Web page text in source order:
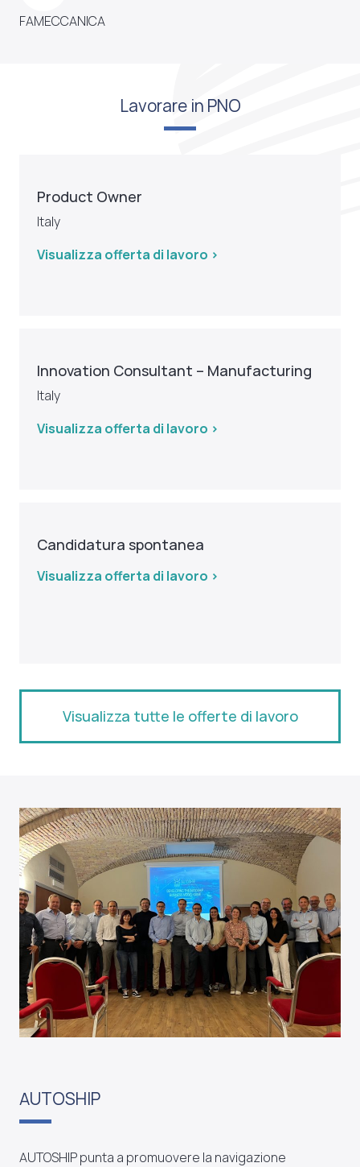
FAMECCANICA
Lavorare in PNO
Product Owner
Italy
Visualizza offerta di lavoro >
Innovation Consultant – Manufacturing
Italy
Visualizza offerta di lavoro >
Candidatura spontanea
Visualizza offerta di lavoro >
Visualizza tutte le offerte di lavoro
AUTOSHIP
AUTOSHIP punta a promuovere la navigazione